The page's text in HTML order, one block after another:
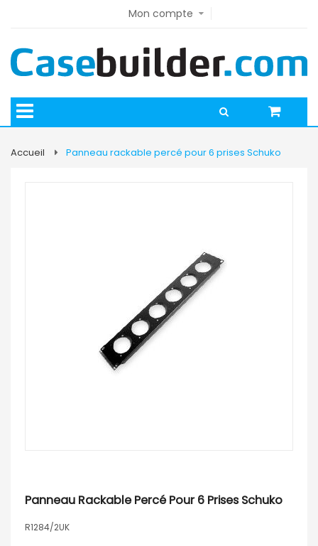
Mon compte
Accueil Panneau rackable percé pour 6 prises Schuko
Panneau Rackable Percé Pour 6 Prises Schuko
R1284/2UK